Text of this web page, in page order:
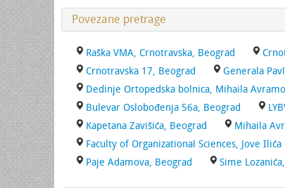
Povezane pretrage
Raška VMA, Crnotravska, Beograd
Crnotravska 17, Beograd
Generala
Dedinje Ortopedska bolnica, Mihaila
Bulevar Oslobođenja 56a, Beograd
Kapetana Zavišića, Beograd
Mihaila
Faculty of Organizational Sciences, Jove Ilića
Paje Adamova, Beograd
Sime